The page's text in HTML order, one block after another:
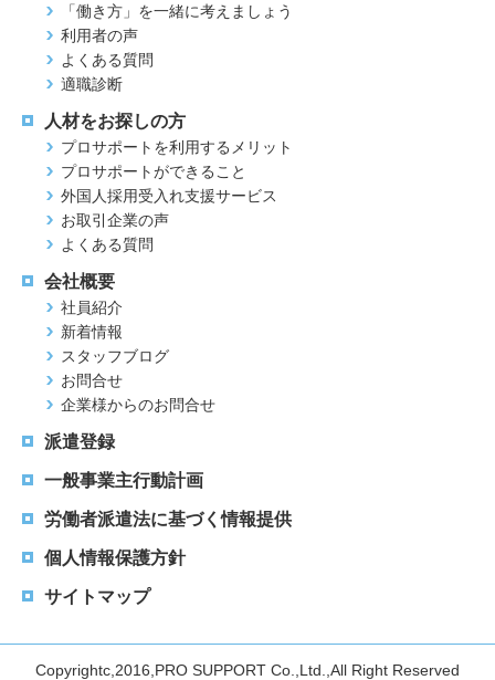
「働き方」を一緒に考えましょう
利用者の声
よくある質問
適職診断
人材をお探しの方
プロサポートを利用するメリット
プロサポートができること
外国人採用受入れ支援サービス
お取引企業の声
よくある質問
会社概要
社員紹介
新着情報
スタッフブログ
お問合せ
企業様からのお問合せ
派遣登録
一般事業主行動計画
労働者派遣法に基づく情報提供
個人情報保護方針
サイトマップ
Copyrightc,2016,PRO SUPPORT Co.,Ltd.,All Right Reserved